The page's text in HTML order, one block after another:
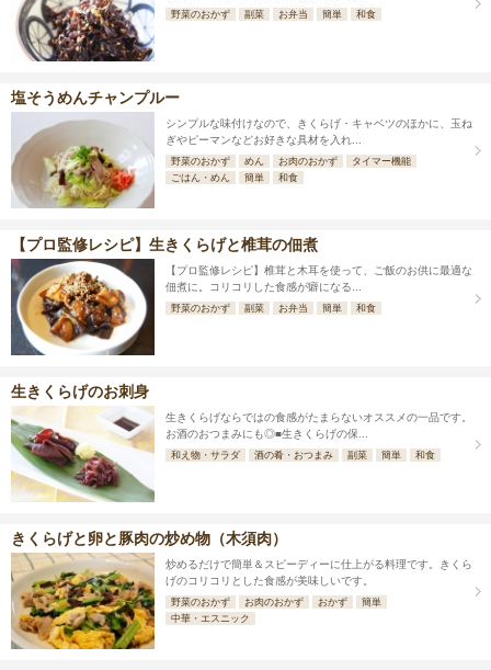
野菜のおかず 副菜 お弁当 簡単 和食
塩そうめんチャンプルー
シンプルな味付けなので、きくらげ・キャベツのほかに、玉ね
ぎやピーマンなどお好きな具材を入れ...
野菜のおかず めん お肉のおかず
タイマー機能
ごはん・めん
簡単 和食
【プロ監修レシピ】生きくらげと椎茸の佃煮
【プロ監修レシピ】椎茸と木耳を使って、ご飯のお供に最適な
佃煮に。コリコリした食感が癖になる...
野菜のおかず 副菜 お弁当 簡単 和食
生きくらげのお刺身
生きくらげならではの食感がたまらないオススメの一品です。
お酒のおつまみにも◎■生きくらげの保...
和え物・サラダ 酒の肴・おつまみ 副菜 簡単 和食
きくらげと卵と豚肉の炒め物（木須肉）
炒めるだけで簡単＆スピーディーに仕上がる料理です。きくら
げのコリコリとした食感が美味しいです。
野菜のおかず お肉のおかず おかず
簡単
中華・エスニック